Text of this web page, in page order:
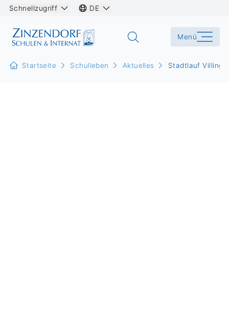
Schnellzugriff DE
Menü
Startseite Schulleben Aktuelles Stadtlauf